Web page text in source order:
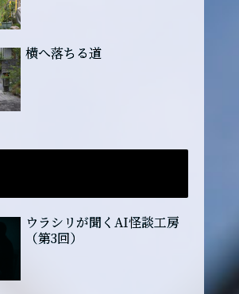
横へ落ちる道
ウラシリが聞くAI怪談工房
（第3回）